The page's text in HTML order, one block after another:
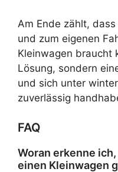
Am Ende zählt,
und zum eigenen
Kleinwagen braucht
Lösung, sondern
und sich unter
zuverlässig
FAQ
Woran erkenne
einen Kleinwagen